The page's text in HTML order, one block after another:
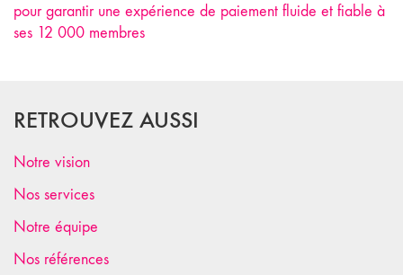
pour garantir une expérience de paiement fluide et fiable à
ses 12 000 membres
RETROUVEZ AUSSI
Notre vision
Nos services
Notre équipe
Nos références